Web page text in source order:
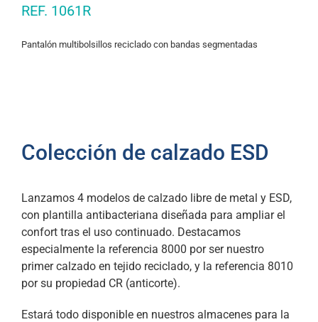
REF. 1061R
Pantalón multibolsillos reciclado con bandas segmentadas
Colección de calzado ESD
Lanzamos 4 modelos de calzado libre de metal y ESD,
con plantilla antibacteriana diseñada para ampliar el
confort tras el uso continuado. Destacamos
especialmente la referencia 8000 por ser nuestro
primer calzado en tejido reciclado, y la referencia 8010
por su propiedad CR (anticorte).
Estará todo disponible en nuestros almacenes para la